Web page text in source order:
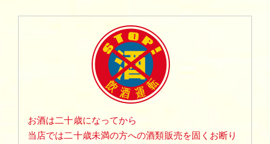
お酒は二十歳になってから
当店では二十歳未満の方への酒類販売を固くお断り